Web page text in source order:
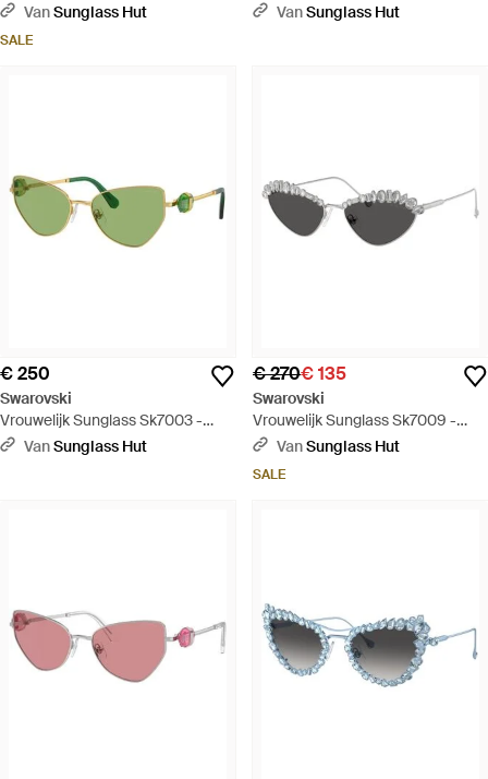
Zwart
VanSunglass Hut
SALE
Zwart
VanSunglass Hut
€ 250
Swarovski
Vrouwelijk Sunglass Sk7003 -
Groen
VanSunglass Hut
€ 270€ 135
Swarovski
Vrouwelijk Sunglass Sk7009 -
Zwart
VanSunglass Hut
SALE